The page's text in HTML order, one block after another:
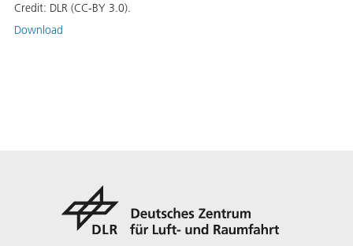
Credit: DLR (CC-BY 3.0).
Download